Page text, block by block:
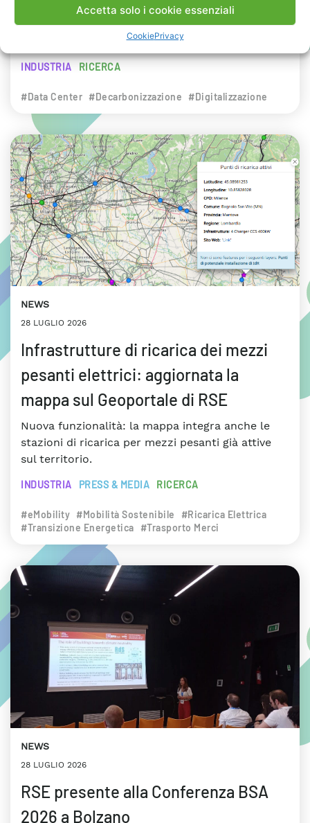
Accetta solo i cookie essenziali
CookiePrivacy
RSE è intervenuta sul tema dell’innovazione
energetica nell’ambito del convegno targato I-
INDUSTRIA RICERCA
#Data Center #Decarbonizzazione #Digitalizzazione
NEWS
28 LUGLIO 2026
Infrastrutture di ricarica dei mezzi
pesanti elettrici: aggiornata la
mappa sul Geoportale di RSE
Nuova funzionalità: la mappa integra anche le
stazioni di ricarica per mezzi pesanti già attive
sul territorio.
INDUSTRIA PRESS & MEDIA RICERCA
#eMobility #Mobilità Sostenibile
#Ricarica Elettrica
#Transizione Energetica
#Trasporto Merci
NEWS
28 LUGLIO 2026
RSE presente alla Conferenza BSA
2026 a Bolzano